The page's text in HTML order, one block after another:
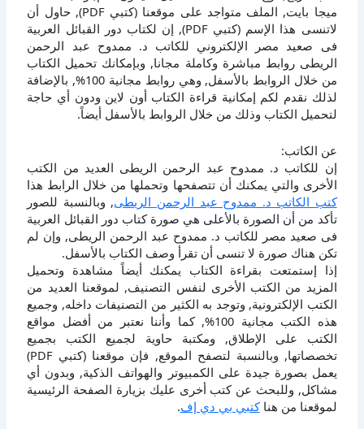
ميجا بايت, الملف متواجد على موقعنا (كتبي PDF), حاول أن
لاتنسى هذا الإسم (كتبي PDF), إن لكتاب دور القبائل العربية
فى صعيد مصر الإلكتروني للكاتب د. ممدوح عبد الرحمن
الريطى روابط مباشرة وكاملة مجانا, وبإمكانك تحميل الكتاب
من خلال الروابط بالأسفل, وهي روابط مجانية 100%, بالإضافة
لذلك نقدم لكم إمكانية قراءة الكتاب أون لاين ودون أي حاجة
لتحميل الكتاب وذلك من خلال الروابط بالأسفل أيضاً.
عن الكاتب:
إن للكاتب د. ممدوح عبد الرحمن الريطى العديد من الكتب
الأخرى والتي يمكنك أن تتصفحها وتحملها من خلال الرابط هذا
كتب الكاتب د. ممدوح عبد الرحمن الريطى, وبالنسبة للصور
تأكد من أن الصورة بالأعلى هي صورة كتاب دور القبائل العربية
فى صعيد مصر للكاتب د. ممدوح عبد الرحمن الريطى, وإن لم
تكن هناك صورة لا تنسى أن تقرأ وصف الكتاب بالأسفل.
إذا إستمتعت بقراءة الكتاب يمكنك أيضاً مشاهدة وتحميل
المزيد من الكتب الأخرى لنفس التصنيف, لموقعنا العديد من
الكتب الإلكترونية, وتوجد به الكثير من التصنيفات داخله, وجميع
هذه الكتب مجانية 100%, كما وأننا نعتبر من أفضل مواقع
الكتب على الإطلاق, ومكتبة حاوية لجميع الكتب بجميع
تخصصاتها, وبالنسبة لتصفح الموقع, فإن موقعنا (كتبي PDF)
يعمل بصورة جيدة على الكمبيوتر والهواتف الذكية, وبدون أي
مشاكل, وللبحث عن كتب أخرى عليك بزيارة الصفحة الرئيسية
لموقعنا من هناكتبي بي دي إف.